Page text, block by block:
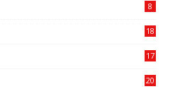
8
18
17
20